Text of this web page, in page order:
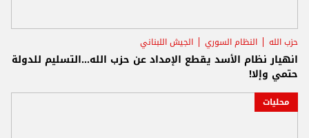
حزب الله النظام السوري الجيش اللبناني
انهيار نظام الأسد يقطع الإمداد عن حزب الله...التسليم للدولة
حتمي وإلا!
محليات